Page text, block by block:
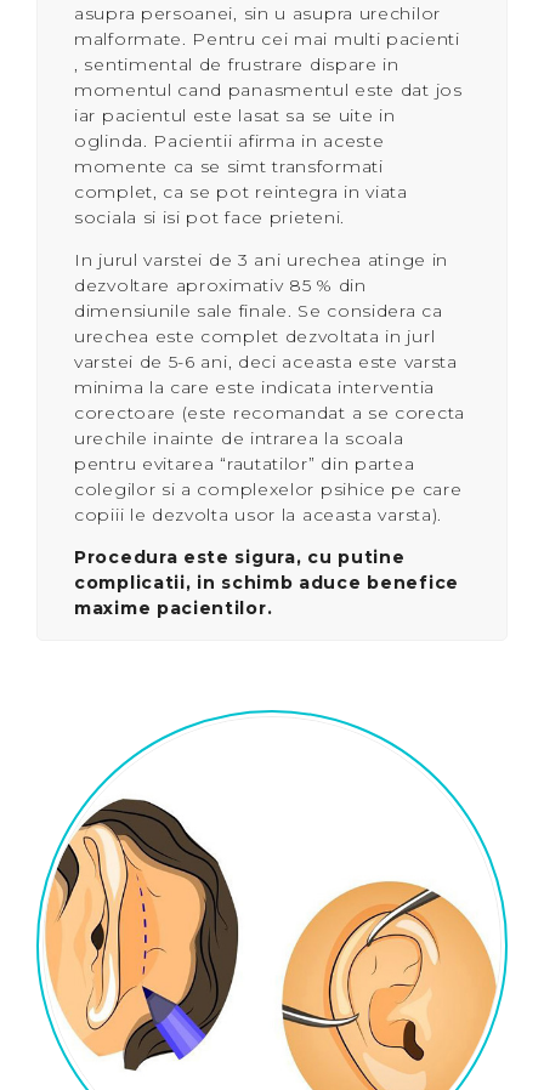
asupra persoanei, sin u asupra urechilor
malformate. Pentru cei mai multi pacienti
, sentimental de frustrare dispare in
momentul cand panasmentul este dat jos
iar pacientul este lasat sa se uite in
oglinda. Pacientii afirma in aceste
momente ca se simt transformati
complet, ca se pot reintegra in viata
sociala si isi pot face prieteni.
In jurul varstei de 3 ani urechea atinge in
dezvoltare aproximativ 85 % din
dimensiunile sale finale. Se considera ca
urechea este complet dezvoltata in jurl
varstei de 5-6 ani, deci aceasta este varsta
minima la care este indicata interventia
corectoare (este recomandat a se corecta
urechile inainte de intrarea la scoala
pentru evitarea “rautatilor” din partea
colegilor si a complexelor psihice pe care
copiii le dezvolta usor la aceasta varsta).
Procedura este sigura, cu putine
complicatii, in schimb aduce benefice
maxime pacientilor.